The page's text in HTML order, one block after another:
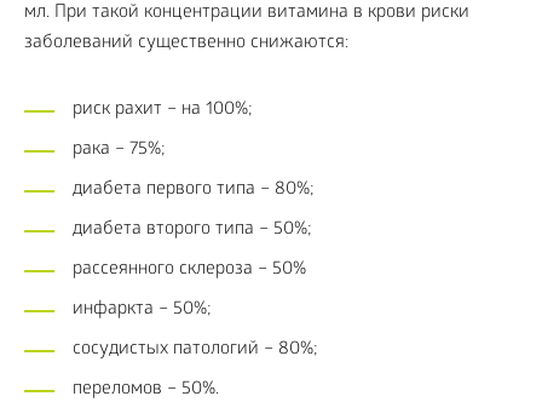
мл. При такой концентрации витамина в крови риски
заболеваний существенно снижаются:
риск рахит – на 100%;
рака – 75%;
диабета первого типа – 80%;
диабета второго типа – 50%;
рассеянного склероза – 50%
инфаркта – 50%;
сосудистых патологий – 80%;
переломов – 50%.